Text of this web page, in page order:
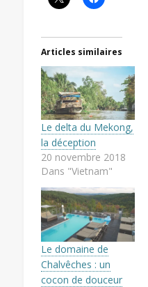
Articles similaires
Le delta du Mekong,
la déception
20 novembre 2018
Dans "Vietnam"
Le domaine de
Chalvêches : un
cocon de douceur